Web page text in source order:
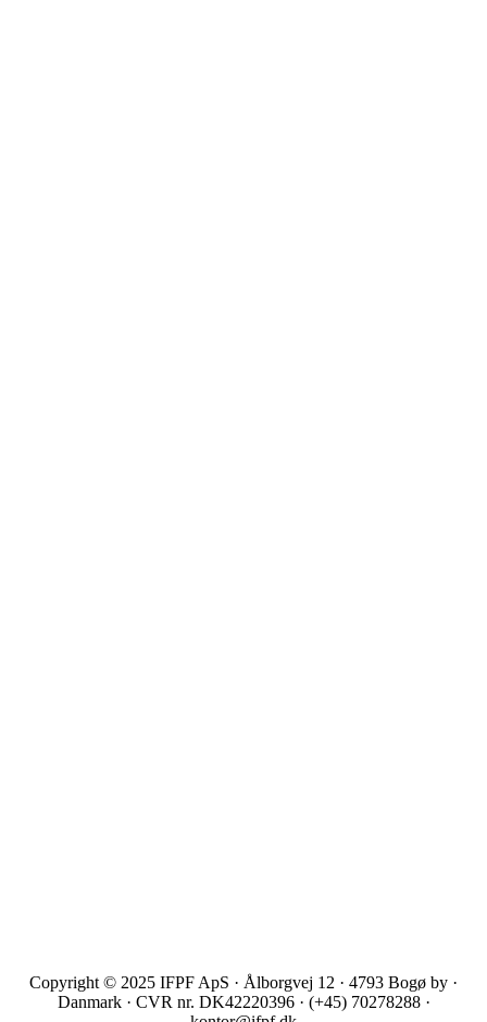
Copyright © 2025 IFPF ApS · Ålborgvej 12 · 4793 Bogø by ·
Danmark · CVR nr. DK42220396 · (+45) 70278288 ·